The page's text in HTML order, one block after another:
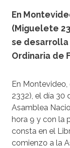
En
(Miguelete
se desarrolla
Ordinaria de
En
2332), el día 30
Asamblea
hora 9 y con la
consta en el
comienzo a la